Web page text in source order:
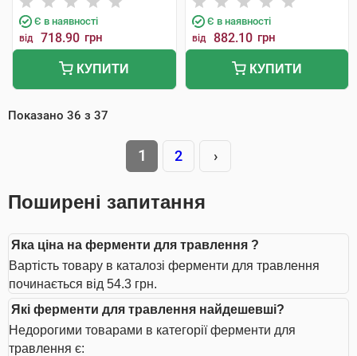
Є в наявності
від 718.90 грн
КУПИТИ
Є в наявності
від 882.10 грн
КУПИТИ
Показано 36 з 37
1 2 ›
Поширені запитання
Яка ціна на ферменти для травлення ?
Вартість товару в каталозі ферменти для травлення
починається від 54.3 грн.
Які ферменти для травлення найдешевші?
Недорогими товарами в категорії ферменти для
травлення є: